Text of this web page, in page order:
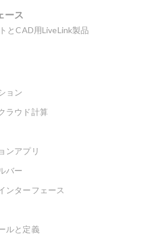
ース
とCAD用LiveLink製品
ョン
ラウド計算
ンアプリ
バー
ンターフェース
ルと定義